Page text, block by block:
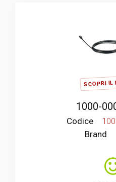
SCOPRI IL
1000-
Codice
Brand